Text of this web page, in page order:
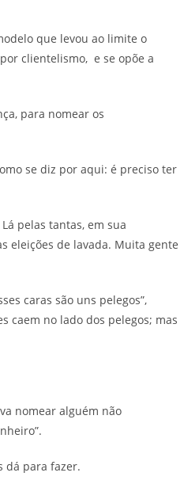
que levou ao limite o
clientelismo, e se opõe a
para nomear os
se diz por aqui: é preciso ter
pelas tantas, em sua
eleições de lavada. Muita gente
caras são uns pelegos”,
caem no lado dos pelegos; mas
nomear alguém não
dá para fazer.